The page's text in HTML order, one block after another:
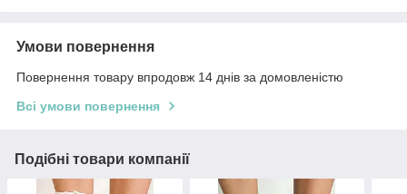
Умови повернення
Повернення товару впродовж 14 днів за домовленістю
Всі умови повернення
Подібні товари компанії